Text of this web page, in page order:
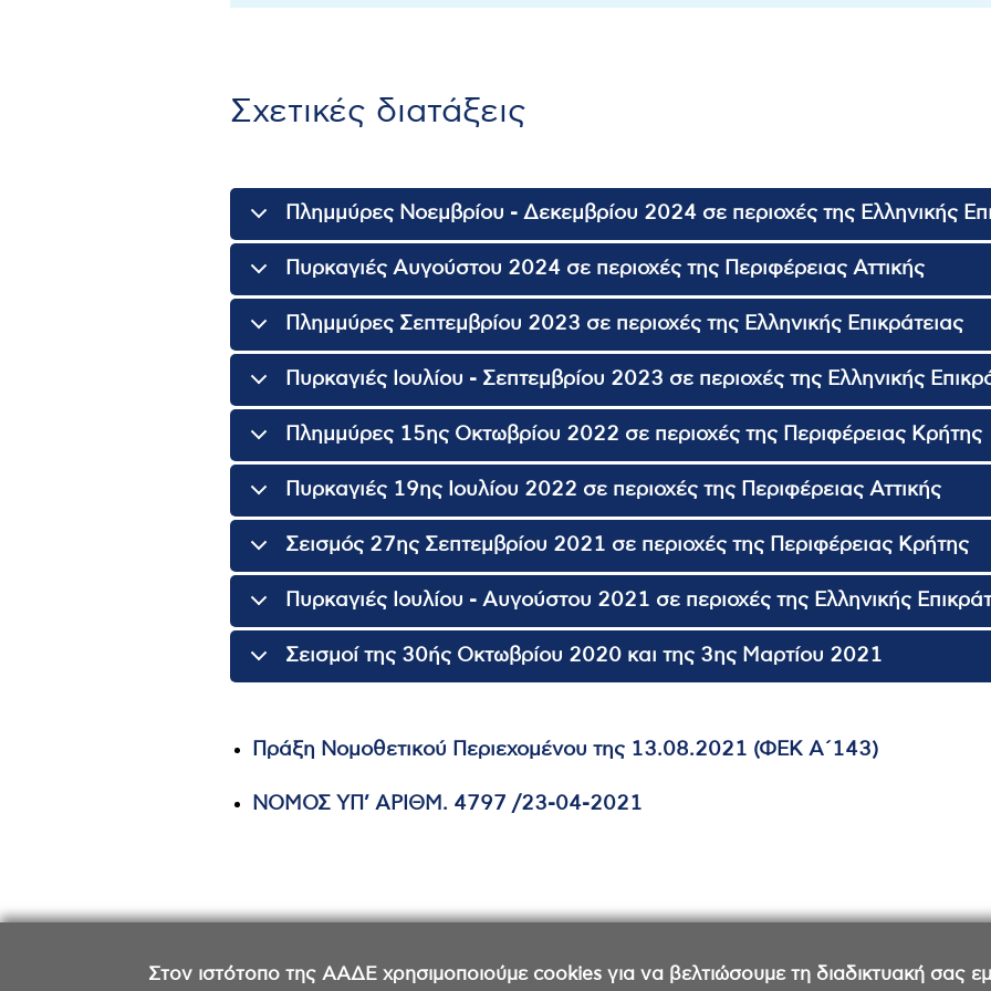
Στον ιστότοπο της ΑΑΔΕ χρησιμοποιούμε cookies για να βελτιώσουμε τη διαδικτυακή σας
Σχετικές διατάξεις
Πλημμύρες Νοεμβρίου - Δεκεμβρίου 2024 σε περιοχές της Ελληνικής
Πυρκαγιές Αυγούστου 2024 σε περιοχές της Περιφέρειας Αττικής
Πλημμύρες Σεπτεμβρίου 2023 σε περιοχές της Ελληνικής Επικράτειας
Πυρκαγιές Ιουλίου - Σεπτεμβρίου 2023 σε περιοχές της Ελληνικής
Πλημμύρες 15ης Οκτωβρίου 2022 σε περιοχές της Περιφέρειας Κρήτης
Πυρκαγιές 19ης Ιουλίου 2022 σε περιοχές της Περιφέρειας Αττικής
Σεισμός 27ης Σεπτεμβρίου 2021 σε περιοχές της Περιφέρειας Κρήτης
Πυρκαγιές Ιουλίου - Αυγούστου 2021 σε περιοχές της Ελληνικής
Σεισμοί της 30ής Οκτωβρίου 2020 και της 3ης Μαρτίου 2021
Πράξη Νομοθετικού Περιεχομένου της 13.08.2021 (ΦΕΚ Α΄143)
ΝΟΜΟΣ ΥΠ’ ΑΡΙΘΜ. 4797 /23-04-2021